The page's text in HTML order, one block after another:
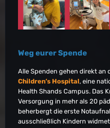
Weg eurer Spende
Alle Spenden gehen direkt an
Children’s Hospital, eine
Health Shands Campus. Das
Versorgung in mehr als 20
beherbergt die erste
ausschließlich Kindern